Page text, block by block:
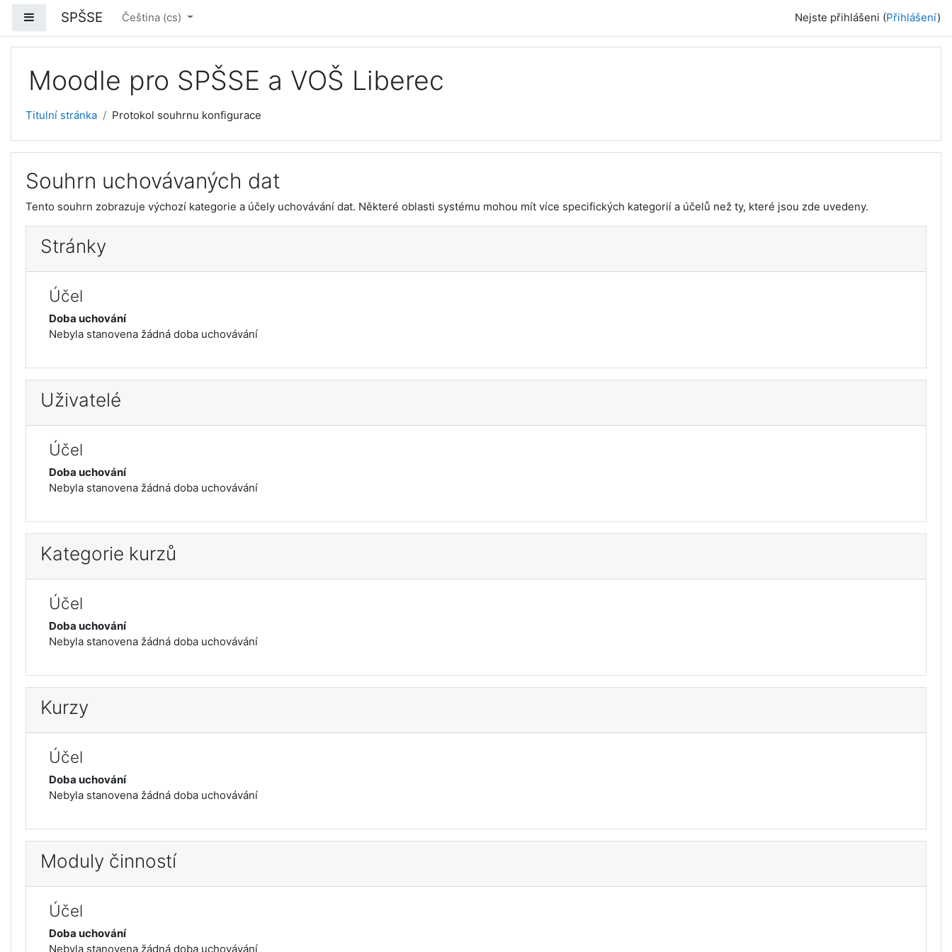
Přejít k hlavnímu obsahu
Boční panel
SPŠSE Čeština ‎(cs)‎ Nejste přihlášeni (Přihlášení)
Moodle pro SPŠSE a VOŠ Liberec
Titulní stránka Protokol souhrnu konfigurace
Souhrn uchovávaných dat
Tento souhrn zobrazuje výchozí kategorie a účely uchovávání dat. Některé oblasti systému mohou mít více specifických kategorií a účelů než ty, které jsou zde uvedeny.
Stránky
Účel
Doba uchování
Nebyla stanovena žádná doba uchovávání
Uživatelé
Účel
Doba uchování
Nebyla stanovena žádná doba uchovávání
Kategorie kurzů
Účel
Doba uchování
Nebyla stanovena žádná doba uchovávání
Kurzy
Účel
Doba uchování
Nebyla stanovena žádná doba uchovávání
Moduly činností
Účel
Doba uchování
Nebyla stanovena žádná doba uchovávání